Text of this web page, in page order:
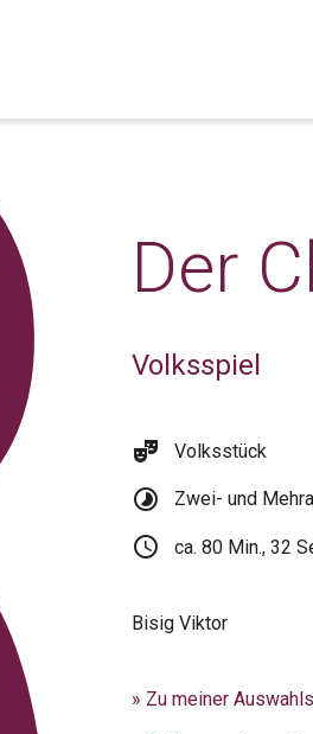
Der
Volksspiel
theater_comedy Volksstück
timelapse Zwei- und
schedule ca. 80 Min., 32
Bisig Viktor
» Zu meiner